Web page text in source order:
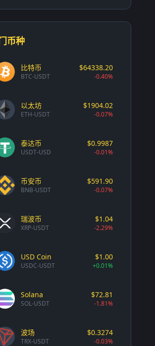
币种
比特币
BTC-USDT
$64338.20
-0.40%
以太坊
ETH-USDT
$1904.02
-0.07%
泰达币
USDT-USD
$0.9987
-0.01%
币安币
BNB-USDT
$591.90
-0.07%
瑞波币
XRP-USDT
$1.04
-2.29%
USD Coin
USDC-USDT
$1.00
+0.01%
Solana
SOL-USDT
$72.81
-1.81%
波场
TRX-USDT
$0.3274
-0.03%